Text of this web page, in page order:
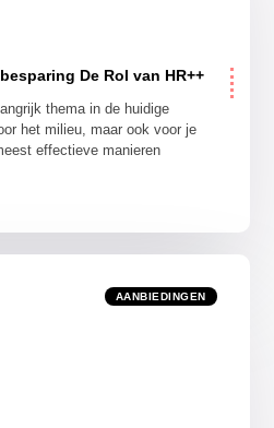
De Rol van HR++
thema in de huidige
het milieu, maar ook voor je
effectieve manieren
AANBIEDINGEN